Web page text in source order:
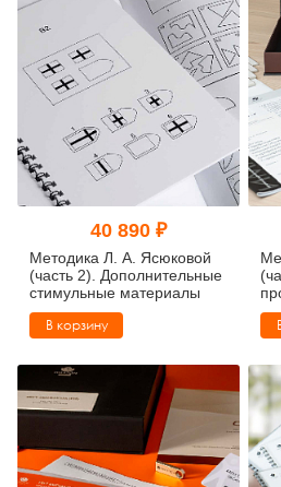
40 890 ₽
Методика Л. А. Ясюковой
(часть 2). Дополнительные
стимульные материалы
В корзину